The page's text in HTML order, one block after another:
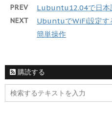
PREV Lubuntu12.04で日本
NEXT
UbuntuでWiFi設定
簡単操作
購読する